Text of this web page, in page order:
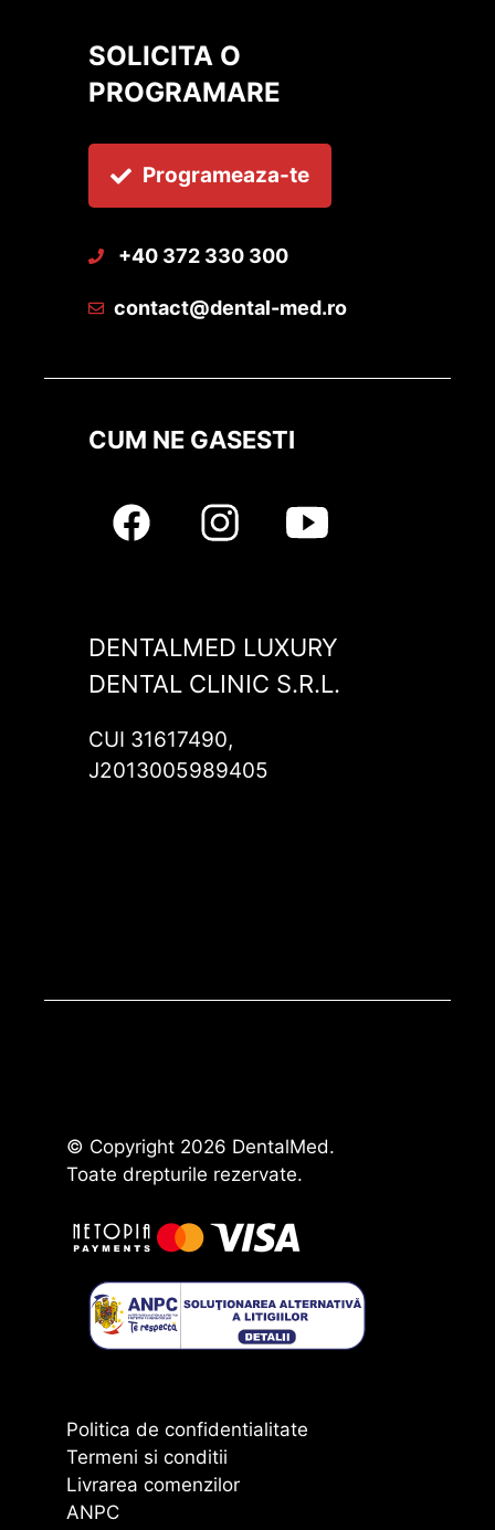
SOLICITA O
PROGRAMARE
Programeaza-te
+40 372 330 300
contact@dental-med.ro
CUM NE GASESTI
DENTALMED LUXURY
DENTAL CLINIC S.R.L.
CUI 31617490,
J2013005989405
© Copyright 2026 DentalMed.
Toate drepturile rezervate.
Politica de confidentialitate
Termeni si conditii
Livrarea comenzilor
ANPC